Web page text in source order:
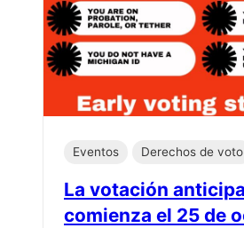
Eventos Derechos de voto
La votación
comienza el 25 de